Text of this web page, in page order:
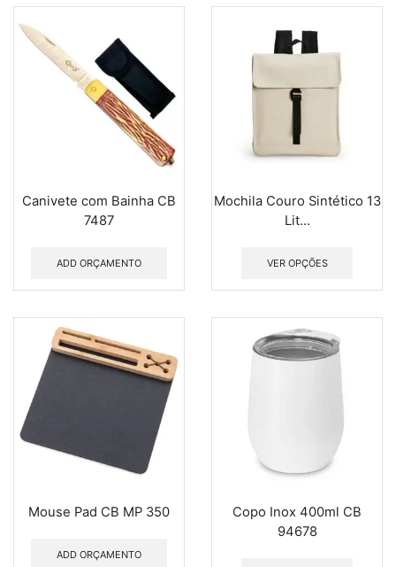
Canivete com Bainha CB
7487
ADD ORÇAMENTO
Mochila Couro Sintético 13
Lit...
VER OPÇÕES
Mouse Pad CB MP 350
ADD ORÇAMENTO
Copo Inox 400ml CB
94678